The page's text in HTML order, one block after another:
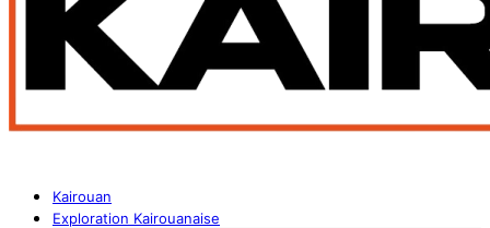
Kairouan
Exploration Kairouanaise